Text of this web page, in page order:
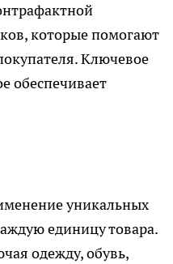
которые помогают
Ключевое
обеспечивает
уникальных
единицу товара.
одежду, обувь,